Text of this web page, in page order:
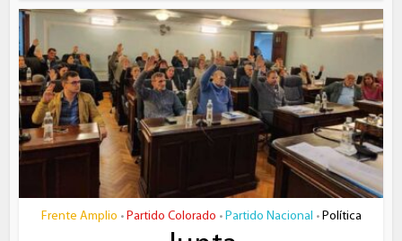
Frente Amplio • Partido Colorado • Partido Nacional • Política